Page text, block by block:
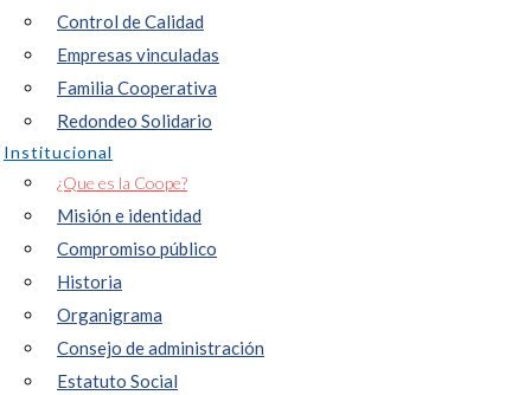
Control de Calidad
Empresas vinculadas
Familia Cooperativa
Redondeo Solidario
Institucional
¿Que es la Coope?
Misión e identidad
Compromiso público
Historia
Organigrama
Consejo de administración
Estatuto Social